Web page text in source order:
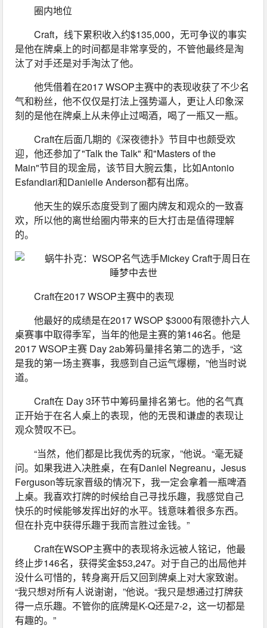
圈内地位
Craft，线下累积收入约$135,000，无可争议的事实
是他在牌桌上的时间都是非常享受的，不管他最终是淘
汰了对手还是对手淘汰了他。
他凭借着在2017 WSOP主赛中的表现收获了不少名
气和粉丝，他不仅仅是打法上强势逼人，更让人印象深
刻的是他在牌桌上从未停止过喝酒，喝了一瓶又一瓶。
Craft在后面几期的《深夜德扑》节目中也颇受欢
迎，他还参加了"Talk the Talk" 和"Masters of the
Main"节目的现金局，该节目大腕云集，比如Antonio
Esfandiari和Danielle Anderson都有出席。
他天生的娱乐态度受到了圈内牌友和观众的一致喜
欢，所以他的离世给圈内带来的巨大打击是值得理解
的。
Craft在2017 WSOP主赛中的表现
他最好的成绩是在2017 WSOP $3000有限德扑六人
桌赛事中取得季军，当年的他是主赛的第146名。他是
2017 WSOP主赛 Day 2ab筹码量排名第二的选手，“这
是我的第一场主赛事，我感到自己运气爆棚，”他当时说
道。
Craft在 Day 3环节中筹码量排名第七。他的名气真
正开始于在名人桌上的表现，他的无畏和谦虚的表现让
观众赞叹不已。
“当然，他们都是比我优秀的玩家，”他说。“毫无疑
问。如果我进入决胜桌，在有Daniel Negreanu，Jesus
Ferguson等玩家晋级的情况下，我一定会拿着一瓶啤酒
上桌。我喜欢打牌的时候给自己寻找乐趣，我感觉自己
快乐的时候能够发挥出好的水平。钱意味着很多东西。
但在扑克中获得乐趣于我而言胜过金钱。”
Craft在WSOP主赛中的表现将永远被人铭记，他最
终止步146名，获得奖金$53,247。对于自己的出局他并
没什么可惜的，转身离开后又回到牌桌上对大家致谢。
“我只想对所有人说谢谢，”他说。“我只是想通过打牌获
得一点乐趣。不管你的底牌是K-Q还是7-2，这一切都是
有趣的。”